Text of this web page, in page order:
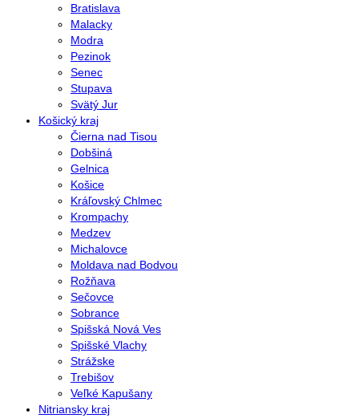
Bratislava
Malacky
Modra
Pezinok
Senec
Stupava
Svätý Jur
Košický kraj
Čierna nad Tisou
Dobšiná
Gelnica
Košice
Kráľovský Chlmec
Krompachy
Medzev
Michalovce
Moldava nad Bodvou
Rožňava
Sečovce
Sobrance
Spišská Nová Ves
Spišské Vlachy
Strážske
Trebišov
Veľké Kapušany
Nitriansky kraj